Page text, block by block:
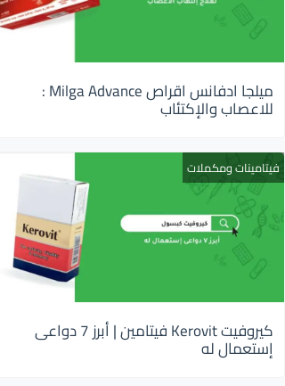
ميلجا ادفانس اقراص Milga Advance :
للاعصاب والإكتئاب
فيتامينات ومكملات
كيروفيت Kerovit فيتامين | أبرز 7 دواعى
إستعمال له